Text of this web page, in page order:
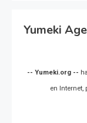
Yumeki
-- Yumeki.org --
en Internet,